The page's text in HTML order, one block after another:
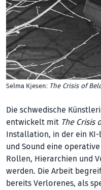
Selma Kjesen: The Crisis of
Die schwedische
entwickelt mit The Crisis
Installation, in der ein
und Sound eine
Rollen, Hierarchien und
werden. Die Arbeit
bereits Verlorenes, als